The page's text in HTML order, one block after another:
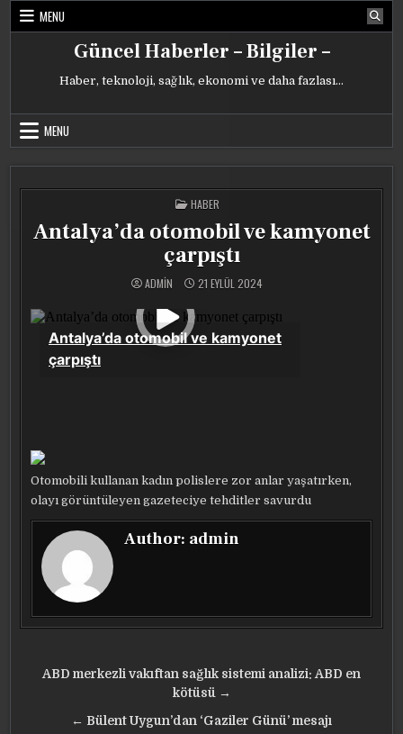
Skip
MENU
Güncel Haberler – Bilgiler –
Haber, teknoloji, sağlık, ekonomi ve daha fazlası…
MENU
POSTED
IN
HABER
Antalya’da otomobil ve kamyonet
çarpıştı
ADMIN 21 EYLÜL 2024
Otomobili kullanan kadın polislere zor anlar yaşatırken,
olayı görüntüleyen gazeteciye tehditler savurdu
Author: admin
Yazı
ABD merkezli vakıftan sağlık sistemi analizi: ABD en
kötüsü →
← Bülent Uygun’dan ‘Gaziler Günü’ mesajı